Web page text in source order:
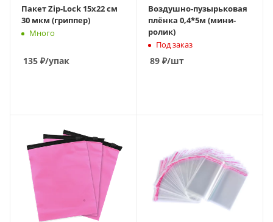
Пакет Zip-Lock 15х22 см
30 мкм (гриппер)
Много
135 ₽/упак
Воздушно-пузырьковая
плёнка 0,4*5м (мини-
ролик)
Под заказ
89₽/шт